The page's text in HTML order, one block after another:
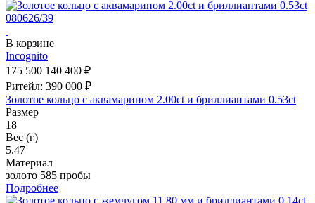
В корзине
Incognito
175 500 140 400 ₽
Ритейл: 390 000 ₽
Золотое кольцо с аквамарином 2.00ct и бриллиантами 0.53ct
Размер
18
Вес (г)
5.47
Материал
золото 585 пробы
Подробнее